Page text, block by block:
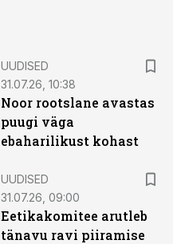
UUDISED
31.07.26, 10:38
Noor rootslane avastas
puugi väga
ebaharilikust kohast
UUDISED
31.07.26, 09:00
Eetikakomitee arutleb
tänavu ravi piiramise